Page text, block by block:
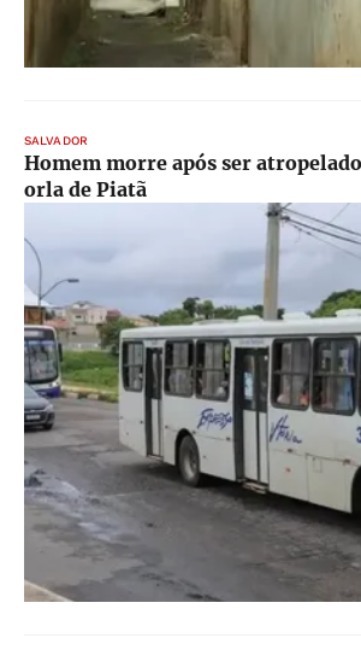
SALVADOR
Homem morre após ser
orla de Piatã